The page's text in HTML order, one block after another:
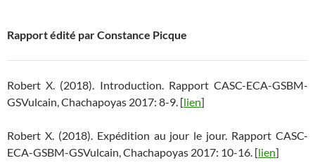
Rapport édité par Constance Picque
Robert X. (2018). Introduction. Rapport CASC-ECA-GSBM-
GSVulcain, Chachapoyas 2017: 8-9. [lien]
Robert X. (2018). Expédition au jour le jour. Rapport CASC-
ECA-GSBM-GSVulcain, Chachapoyas 2017: 10-16. [lien]